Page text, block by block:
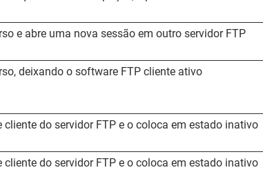
e abre uma nova sessão em outro servidor FTP
deixando o software FTP cliente ativo
cliente do servidor FTP e o coloca em estado inativo
cliente do servidor FTP e o coloca em estado inativo